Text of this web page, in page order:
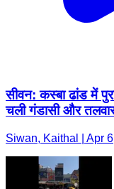
सीवन: कस्बा ढांड में
चली गंडासी और
Siwan, Kaithal | Apr